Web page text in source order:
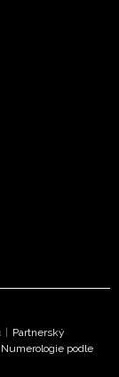
| Partnerský
Numerologie podle